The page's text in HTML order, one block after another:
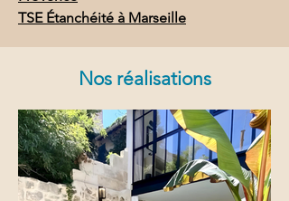
TSE Étanchéité à Marseille
Nos réalisations